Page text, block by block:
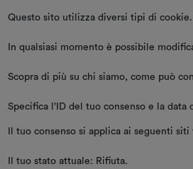
Questo sito utilizza diversi tipi di
In qualsiasi momento è possibile
Scopra di più su chi siamo, come può
Specifica l’ID del tuo consenso e la
Il tuo consenso si applica ai seguenti
Il tuo stato attuale: Rifiuta.